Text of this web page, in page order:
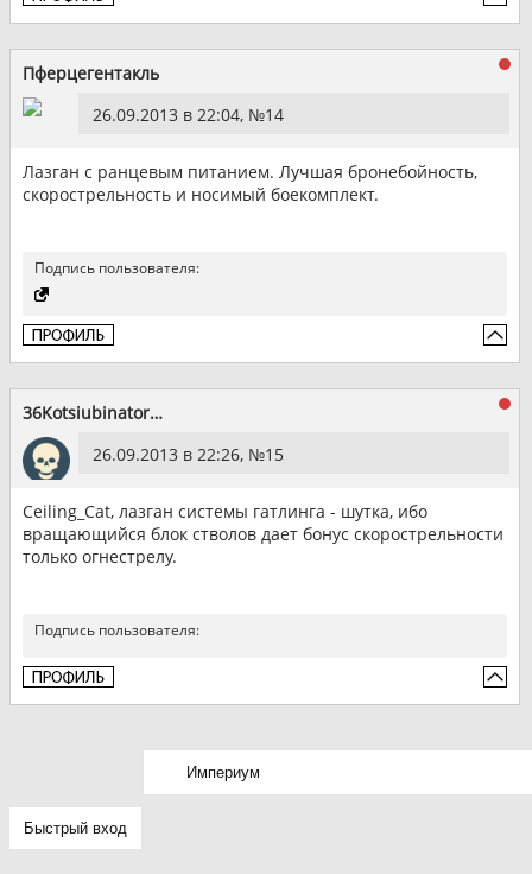
Пферцегентакль
26.09.2013 в 22:04, №14
Лазган с ранцевым питанием. Лучшая бронебойность,
скорострельность и носимый боекомплект.
Подпись пользователя:
36Kotsiubinator36
26.09.2013 в 22:26, №15
Ceiling_Cat, лазган системы гатлинга - шутка, ибо
вращающийся блок стволов дает бонус скорострельности
только огнестрелу.
Подпись пользователя: